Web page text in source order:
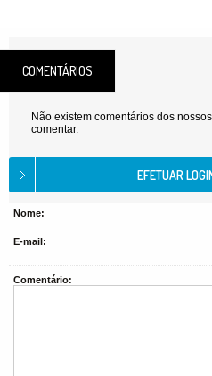
COMENTÁRIOS
Não existem comentários dos
comentar.
Nome:
E-mail:
Comentário: